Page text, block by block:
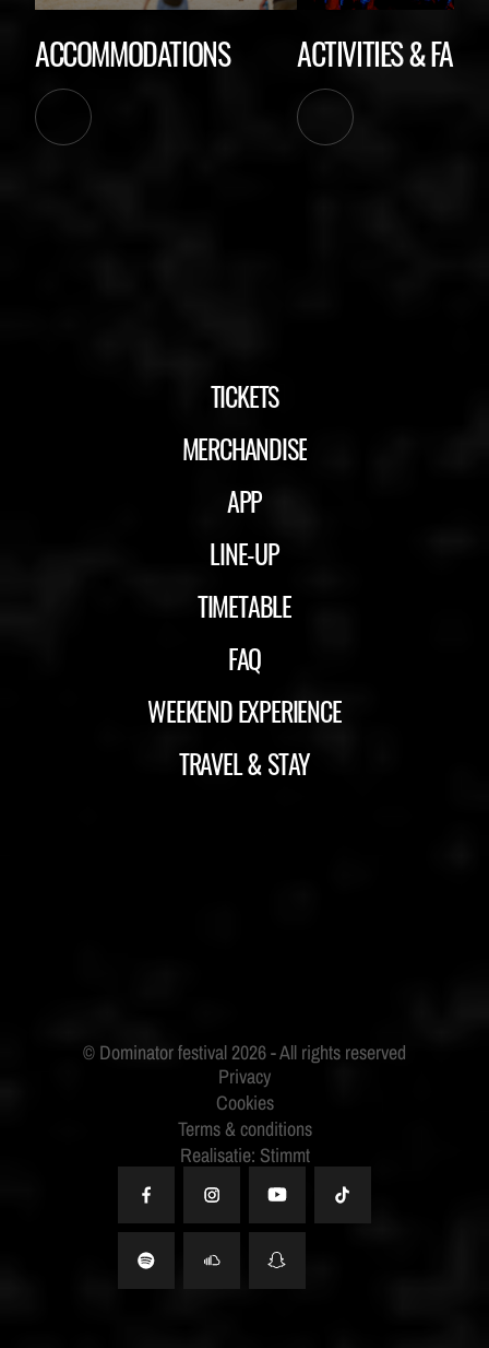
ACCOMMODATIONS ACTIVITIES &
TICKETS
MERCHANDISE
APP
LINE-UP
TIMETABLE
FAQ
WEEKEND EXPERIENCE
TRAVEL & STAY
Privacy
Cookies
Terms & conditions
Realisatie: Stimmt